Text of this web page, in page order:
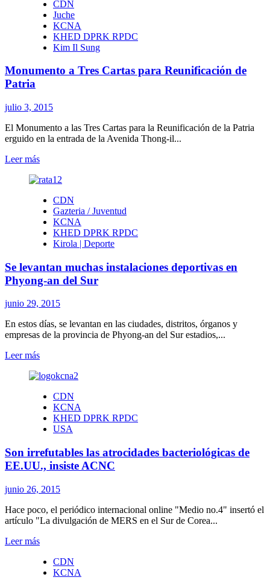
IL
SUNG
se
encuentra
siempre
el
CDN
Juche
KCNA
KHED DPRK RPDC
Kim Il Sung
Monumento a Tres Cartas para Reunificación de
Patria
julio 3, 2015
El Monumento a las Tres Cartas para la Reunificación de la Patria
erguido en la entrada de la Avenida Thong-il...
Leer másLeer
sobre
Tres
Cartas
para
Reunificación
Patria
CDN
Gazteria / Juventud
KCNA
KHED DPRK RPDC
Kirola | Deporte
Se levantan muchas instalaciones deportivas en
Phyong-an del Sur
junio 29, 2015
En estos días, se levantan en las ciudades, distritos, órganos y
empresas de la provincia de Phyong-an del Sur estadios,...
Leer másLeer
sobre
levantan
muchas
instalaciones
deportivas
Phyong-
an
del
Sur
CDN
KCNA
KHED DPRK RPDC
USA
Son irrefutables las atrocidades bacteriológicas de
EE.UU., insiste ACNC
junio 26, 2015
Hace poco, el periódico internacional online "Medio no.4" insertó el
artículo "La divulgación de MERS en el Sur de Corea...
Leer másLeer
sobre
Son
CDN
KCNA